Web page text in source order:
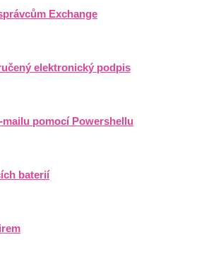
Exchange
elektronický podpis
pomocí Powershellu
baterií